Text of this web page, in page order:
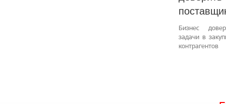
Бизнес
задачи в
контрагентов